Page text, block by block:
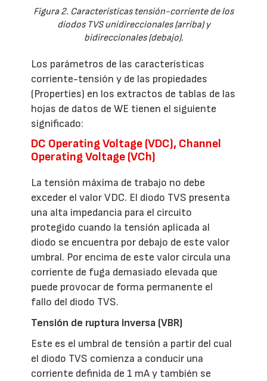
Figura 2. Características tensión-corriente de los
diodos TVS unidireccionales (arriba) y
bidireccionales (debajo).
Los parámetros de las características
corriente-tensión y de las propiedades
(Properties) en los extractos de tablas de las
hojas de datos de WE tienen el siguiente
significado:
DC Operating Voltage (VDC), Channel
Operating Voltage (VCh)
La tensión máxima de trabajo no debe
exceder el valor VDC. El diodo TVS presenta
una alta impedancia para el circuito
protegido cuando la tensión aplicada al
diodo se encuentra por debajo de este valor
umbral. Por encima de este valor circula una
corriente de fuga demasiado elevada que
puede provocar de forma permanente el
fallo del diodo TVS.
Tensión de ruptura inversa (VBR)
Este es el umbral de tensión a partir del cual
el diodo TVS comienza a conducir una
corriente definida de 1 mA y también se